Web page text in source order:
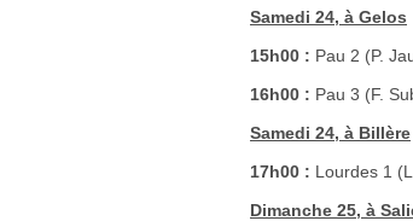
Samedi 24, à Gelos
15h00 : Pau 2 (P.
16h00 : Pau 3 (F.
Samedi 24, à Billère
17h00 : Lourdes 1
Dimanche 25, à